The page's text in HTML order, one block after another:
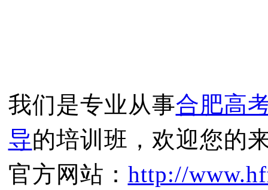
我们是专业从事合肥高
导的培训班，欢迎您的
官方网站： http://